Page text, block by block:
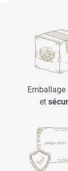
Emballage
et